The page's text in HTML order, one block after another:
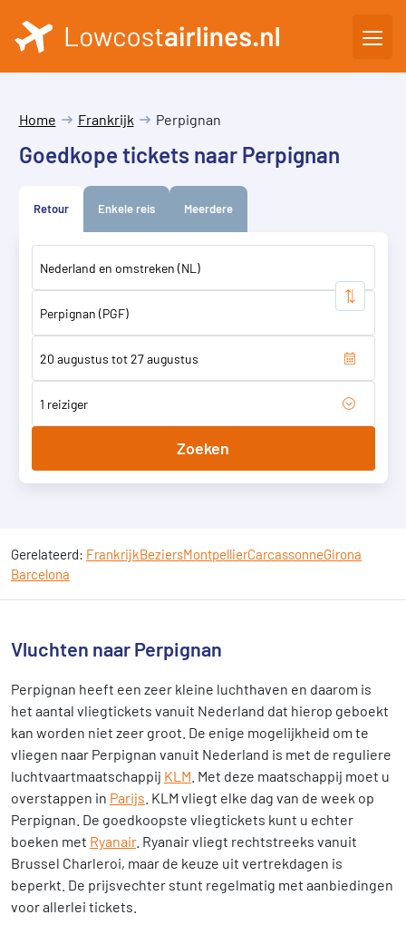
Home Frankrijk Perpignan
Goedkope tickets naar Perpignan
Retour Enkele reis Meerdere
1 reiziger
Zoeken
Gerelateerd: FrankrijkBeziersMontpellierCarcassonneGirona
Barcelona
Vluchten naar Perpignan
Perpignan heeft een zeer kleine luchthaven en daarom is
het aantal vliegtickets vanuit Nederland dat hierop geboekt
kan worden niet zeer groot. De enige mogelijkheid om te
vliegen naar Perpignan vanuit Nederland is met de reguliere
luchtvaartmaatschappij KLM . Met deze maatschappij moet u
overstappen in Parijs . KLM vliegt elke dag van de week op
Perpignan. De goedkoopste vliegtickets kunt u echter
boeken met Ryanair. Ryanair vliegt rechtstreeks vanuit
Brussel Charleroi, maar de keuze uit vertrekdagen is
beperkt. De prijsvechter stunt regelmatig met aanbiedingen
voor allerlei tickets.